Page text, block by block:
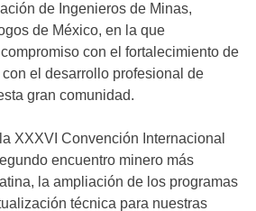
de Ingenieros de Minas,
de México, en la que
con el fortalecimiento de
el desarrollo profesional de
gran comunidad.
XXXVI Convención Internacional
encuentro minero más
la ampliación de los programas
técnica para nuestras